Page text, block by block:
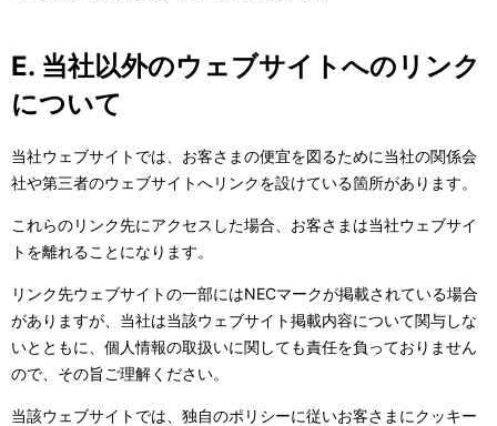
E. 当社以外のウェブサイトへのリンク
について
当社ウェブサイトでは、お客さまの便宜を図るために当社の関係会
社や第三者のウェブサイトへリンクを設けている箇所があります。
これらのリンク先にアクセスした場合、お客さまは当社ウェブサイ
トを離れることになります。
リンク先ウェブサイトの一部にはNECマークが掲載されている場合
がありますが、当社は当該ウェブサイト掲載内容について関与しな
いとともに、個人情報の取扱いに関しても責任を負っておりません
ので、その旨ご理解ください。
当該ウェブサイトでは、独自のポリシーに従いお客さまにクッキー